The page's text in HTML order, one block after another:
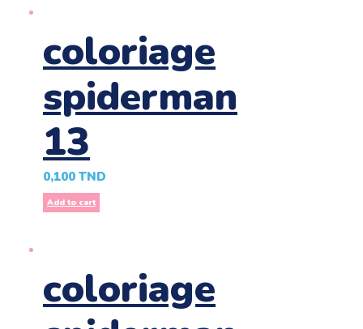
coloriage
spiderman
13
0,100 TND
Add to cart
coloriage